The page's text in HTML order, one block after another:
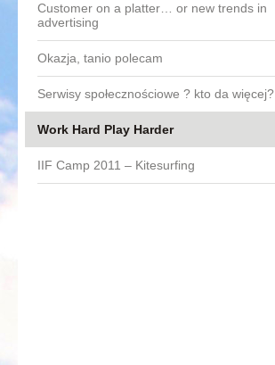
Customer on a platter… or new trends in
advertising
Okazja, tanio polecam
Serwisy społecznościowe ? kto da więcej?
Work Hard Play Harder
IIF Camp 2011 – Kitesurfing